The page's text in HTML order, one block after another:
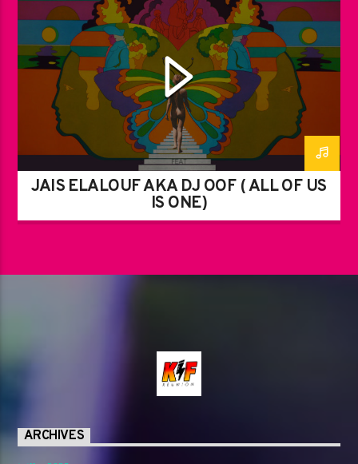
JAÏS ELALOUF AKA DJ OOF ( ALL OF US
IS ONE)
ARCHIVES